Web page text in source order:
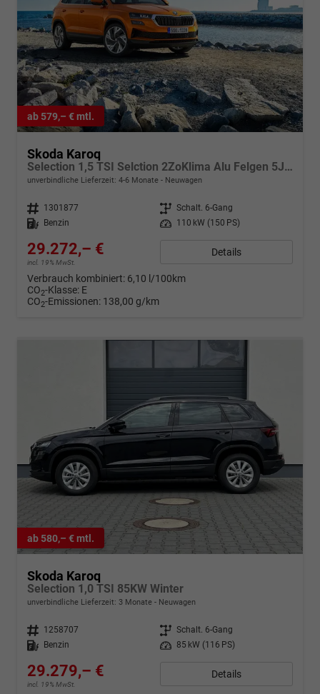
ab 579,– € mtl.
Skoda Karoq
Selection 1,5 TSI Selction 2ZoKlima Alu Felgen 5J Garantie Sitzheizung LED Scheinwerfer Tempomat
unverbindliche Lieferzeit: 4-6 Monate Neuwagen
Fahrzeugnr. 1301877 Getriebe Schalt. 6-Gang
Kraftstoff
Benzin Leistung 110 kW (150 PS)
29.272,– €
incl. 19% MwSt.
Details
Verbrauch kombiniert: 6,10 l/100km
CO2-Klasse: E
CO2-Emissionen: 138,00 g/km
ab 580,– € mtl.
Skoda Karoq
Selection 1,0 TSI 85KW Winter
unverbindliche Lieferzeit: 3 Monate Neuwagen
Fahrzeugnr. 1258707 Getriebe Schalt. 6-Gang
Kraftstoff
Benzin Leistung 85 kW (116 PS)
29.279,– €
incl. 19% MwSt.
Details